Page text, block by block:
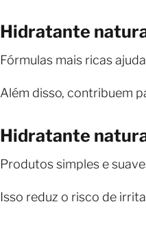
Hidratante
Fórmulas mais ricas
Além disso, contribuem
Hidratante
Produtos simples e
Isso reduz o risco de